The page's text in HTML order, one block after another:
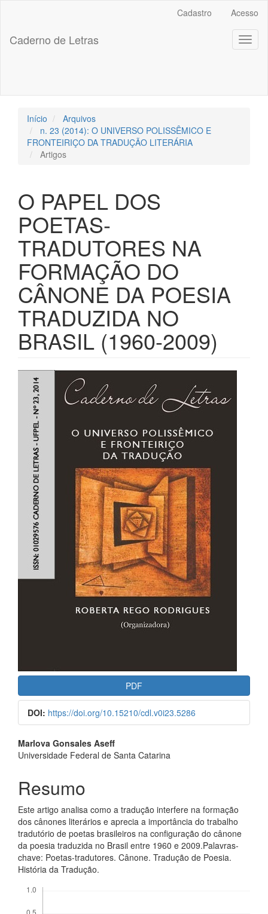
##plugins.themes.bootstrap3.accessible_menu.main_content##
##plugins.themes.bootstrap3.accessible_menu.sidebar##
Cadastro Acesso
Caderno de Letras
Início
Arquivos
n. 23 (2014): O UNIVERSO POLISSÊMICO E
FRONTEIRIÇO DA TRADUÇÃO LITERÁRIA
Artigos
O PAPEL DOS
POETAS-
TRADUTORES NA
FORMAÇÃO DO
CÂNONE DA POESIA
TRADUZIDA NO
BRASIL (1960-2009)
PDF
DOI: https://doi.org/10.15210/cdl.v0i23.5286
Marlova Gonsales Aseff
Universidade Federal de Santa Catarina
Resumo
Este artigo analisa como a tradução interfere na formação
dos cânones literários e aprecia a importância do trabalho
tradutório de poetas brasileiros na configuração do cânone
da poesia traduzida no Brasil entre 1960 e 2009.Palavras-
chave: Poetas-tradutores. Cânone. Tradução de Poesia.
História da Tradução.